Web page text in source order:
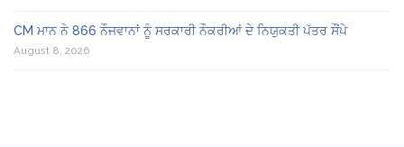
CM ਮਾਨ ਨੇ 866 ਨੌਜਵਾਨਾਂ ਨੂੰ ਸਰਕਾਰੀ ਨੌਕਰੀਆਂ ਦੇ ਨਿਯੁਕਤੀ ਪੱਤਰ ਸੌਂਪੇ
August 8, 2026